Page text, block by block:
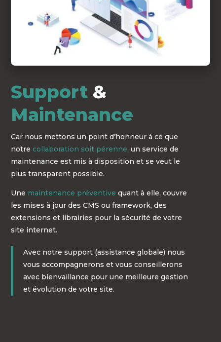
Support &
Maintenance
Car nous mettons un point d’honneur à ce que
notre collaboration soit pérenne, un service de
maintenance est mis à disposition et se veut le
plus transparent possible.
Une maintenance préventive quant à elle, couvre
les mises à jour des CMS ou framework, des
extensions et librairies pour la sécurité de votre
site internet.
Avec notre support (assistance globale) nous
vous accompagnerons et vous conseillerons
avec bienvaillance pour une meilleure gestion
et évolution de votre site.